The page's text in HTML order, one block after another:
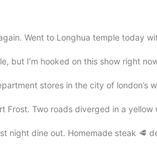
むことが好き し、特に秋の時期に
むことが好きで、特に秋の時期に
むことが好きし、特に秋の時期に
Went to Longhua temple today
but I’m hooked on this show right
stores in the city of london’s
Frost. Two roads diverged in a
night dine out. Homemade steak 🥩